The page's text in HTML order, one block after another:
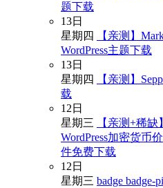
题下载
13日
星期四
【亲测】
WordPress主题下载
13日
星期四
【亲测】
载
12 日
星期三
【亲测+稀缺
WordPress加密货币
件免费下载
12 日
星期三 badge badge-